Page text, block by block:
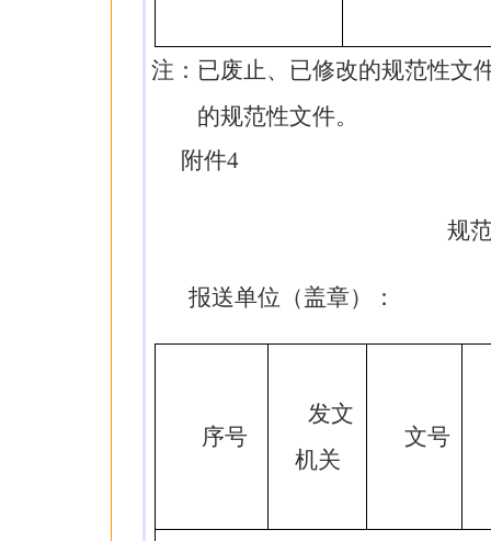
注：已废止、已修改的规范性文
的规范性文件。
附件4
规
报送单位（盖章）：
序号
发文
机关
文号